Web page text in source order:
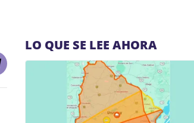
LO QUE SE LEE AHORA